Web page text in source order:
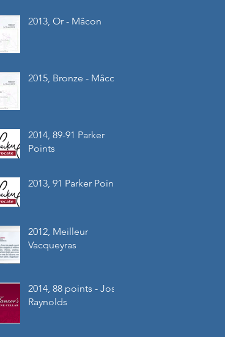
2013, Or - Mâcon
2015, Bronze - Mâcon
2014, 89-91 Parker
Points
2013, 91 Parker Points
2012, Meilleur
Vacqueyras
2014, 88 points - Josh
Raynolds